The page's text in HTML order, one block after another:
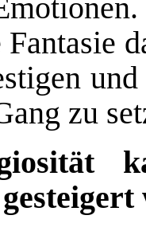
Fantasie
zu